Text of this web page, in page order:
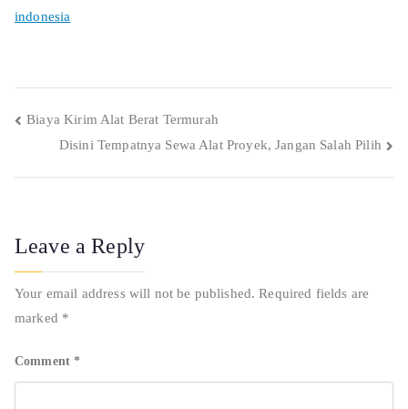
indonesia
Post
navigation
Biaya Kirim Alat Berat Termurah
Disini Tempatnya Sewa Alat Proyek, Jangan Salah Pilih
Leave a Reply
Your email address will not be published. Required fields are
marked *
Comment*